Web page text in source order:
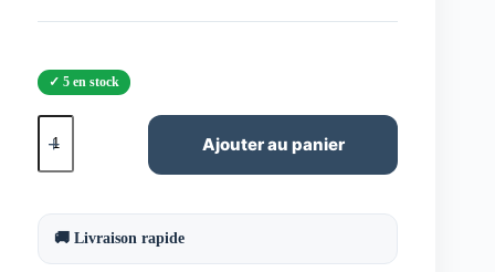
5 en stock
quantité
de
L
Ajouter au panier
🚚 Livraison rapide